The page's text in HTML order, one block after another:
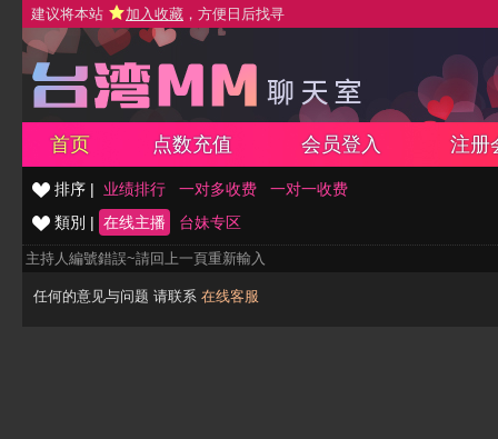
建议将本站 加入收藏 ，方便日后找寻
首页 点数充值 会员登入 注册
排序 | 业绩排行 一对多收费
一对一收费
類別 | 在线主播 台妹专区
主持人編號錯誤~請回上一頁重新輸入
任何的意见与问题 请联系 在线客服